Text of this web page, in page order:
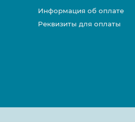
Информация об оплате
Реквизиты для оплаты